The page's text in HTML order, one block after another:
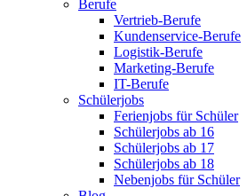
Berufe
Vertrieb-Berufe
Kundenservice-Berufe
Logistik-Berufe
Marketing-Berufe
IT-Berufe
Schülerjobs
Ferienjobs für Schüler
Schülerjobs ab 16
Schülerjobs ab 17
Schülerjobs ab 18
Nebenjobs für Schüler